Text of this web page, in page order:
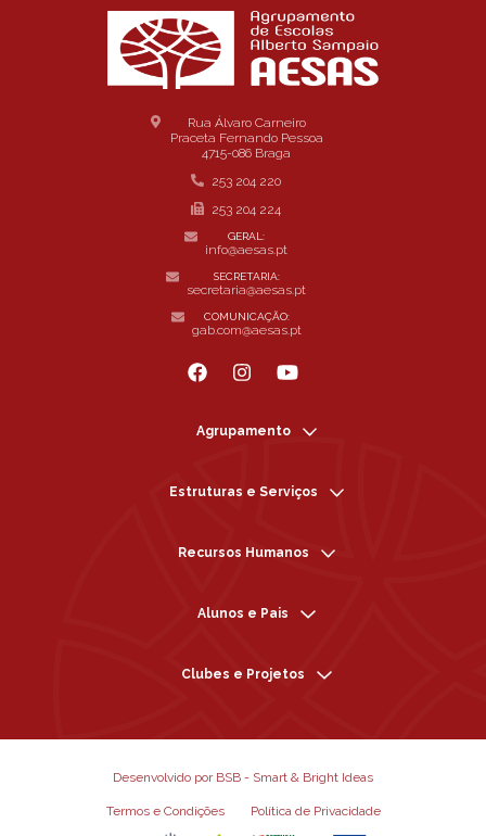
Rua Álvaro Carneiro
Praceta Fernando Pessoa
4715-086 Braga
253 204 220
253 204 224
GERAL:
info@aesas.pt
SECRETARIA:
secretaria@aesas.pt
COMUNICAÇÃO:
gab.com@aesas.pt
Agrupamento
Estruturas e Serviços
Recursos Humanos
Alunos e Pais
Clubes e Projetos
Desenvolvido por BSB - Smart & Bright Ideas
Termos e Condições Política de Privacidade